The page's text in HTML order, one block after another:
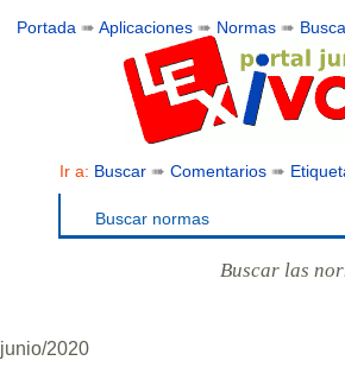
Portada ➠Aplicaciones ➠ Normas ➠
Ir a: Buscar➠ Comentarios➠
Buscar normas
Buscar las
junio/2020